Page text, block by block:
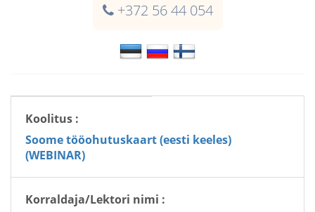
+372 56 44 054
Koolitus :
Soome tööohutuskaart (eesti keeles)
(WEBINAR)
Korraldaja/Lektori nimi :